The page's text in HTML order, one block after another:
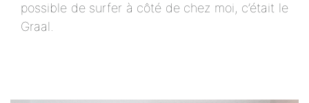
possible de surfer à côté de chez moi, c’était le
Graal.